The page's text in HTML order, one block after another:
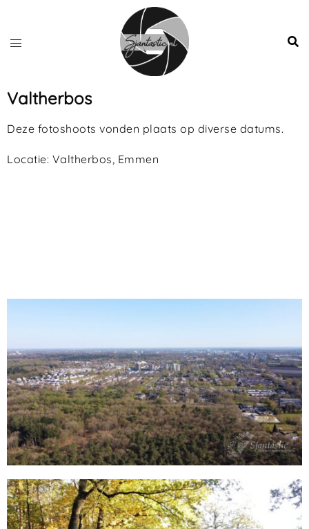
Valtherbos
Deze fotoshoots vonden plaats op diverse datums.
Locatie: Valtherbos, Emmen